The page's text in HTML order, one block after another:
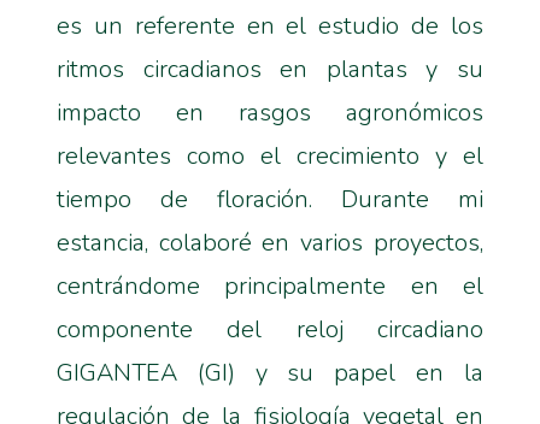
es un referente en el estudio de los
ritmos circadianos en plantas y su
impacto en rasgos agronómicos
relevantes como el crecimiento y el
tiempo de floración. Durante mi
estancia, colaboré en varios proyectos,
centrándome principalmente en el
componente del reloj circadiano
GIGANTEA (GI) y su papel en la
regulación de la fisiología vegetal en